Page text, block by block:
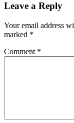
Leave a Reply
Your email address
marked *
Comment *